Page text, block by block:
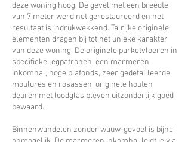
deze woning hoog. De gevel met een breedte
van 7 meter werd net gerestaureerd en het
resultaat is indrukwekkend. Talrijke originele
elementen dragen bij tot het unieke karakter
van deze woning. De originele parketvloeren in
specifieke legpatronen, een marmeren
inkomhal, hoge plafonds, zeer gedetailleerde
moulures en rosassen, originele houten
deuren met loodglas bleven uitzonderlijk goed
bewaard.
Binnenwandelen zonder wauw-gevoel is bijna